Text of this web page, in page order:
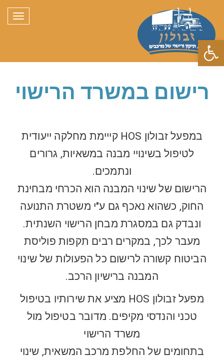
פתח סרגל נגישות
רישום במשרד הרישוי
במפעל זבולון HOS קייימת מחלקה ייעודית
לטיפול בשינויי מבנה במשאיות, גרורים
ונתמכים.
הרישום של שינוי המבנה הוא הכרחי מבחינת
החוק, כשהוא נאכף גם ע"י משטרת התנועה
ונבדק גם במסגרת מבחן הרישוי השנתית.
מעבר לכך, במקרים רבים תקפות פוליסת
הביטוח קשורה לרישום כל הפעולות של שינוי
המבנה ברישיון הרכב.
מפעל זבולון HOS מציע את שירותיו בטיפול
טכני והנדסי מקיפים. מדובר בטיפול מול
משרד הרישוי
בתחומים של החלפת מרכב המשאית, שינוי